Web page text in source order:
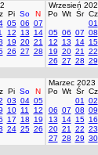
Pi So
N
05 06 07
12 13
14
19 20 21
26 27 28
Wrzesień
Po Wt Śr Cz
01
05 06 07 08
12
13 14 15
19 20 21 22
26 27 28 29
Pi So
N
03 04 05
10 11
12
17 18
19
24 25 26
Marzec 2023
Po Wt Śr Cz
01
02
06 07 08 09
13
14 15 16
20 21 22 23
27 28 29 30